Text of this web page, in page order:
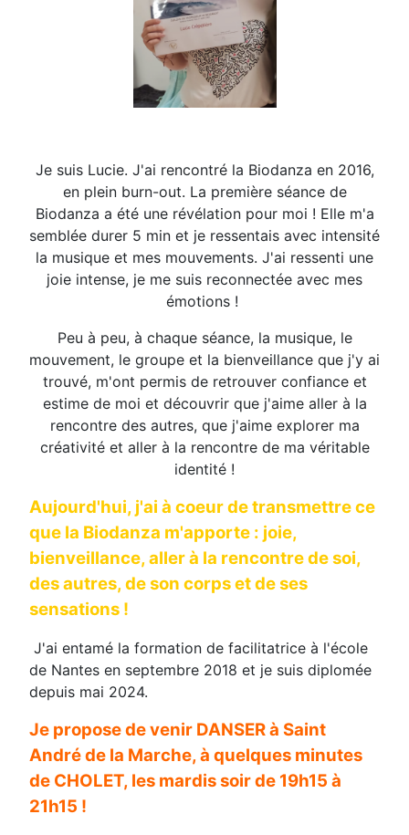
Je suis Lucie. J'ai rencontré la Biodanza en 2016,
en plein burn-out. La première séance de
Biodanza a été une révélation pour moi ! Elle m'a
semblée durer 5 min et je ressentais avec intensité
la musique et mes mouvements. J'ai ressenti une
joie intense, je me suis reconnectée avec mes
émotions !
Peu à peu, à chaque séance, la musique, le
mouvement, le groupe et la bienveillance que j'y ai
trouvé, m'ont permis de retrouver confiance et
estime de moi et découvrir que j'aime aller à la
rencontre des autres, que j'aime explorer ma
créativité et aller à la rencontre de ma véritable
identité !
Aujourd'hui, j'ai à coeur de transmettre ce
que la Biodanza m'apporte : joie,
bienveillance, aller à la rencontre de soi,
des autres, de son corps et de ses
sensations !
J'ai entamé la formation de facilitatrice à l'école
de Nantes en septembre 2018 et je suis diplomée
depuis mai 2024.
Je propose de venir DANSER à Saint
André de la Marche, à quelques minutes
de CHOLET, les mardis soir de 19h15 à
21h15 !